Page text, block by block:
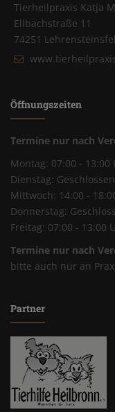
Tierheilpraxis Katja
Ellbachstraße 11
74251
Öffnungszeiten
Termine nur nach
Montag: 07:00 - 13:00
Dienstag: Geschlossen
Mittwoch: 14:00 -
Donnerstag:
Freitag: 07:00 - 13:00
Termine nur nach
bitte auch nur an
Partner